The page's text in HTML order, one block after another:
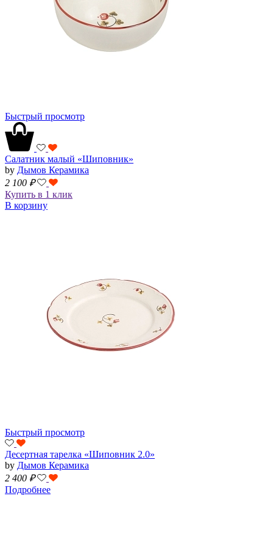
Быстрый просмотр
Салатник малый «Шиповник»
by Дымов Керамика
2 100 ₽
Купить в 1 клик
В корзину
Быстрый просмотр
Десертная тарелка «Шиповник 2.0»
by Дымов Керамика
2 400 ₽
Подробнее